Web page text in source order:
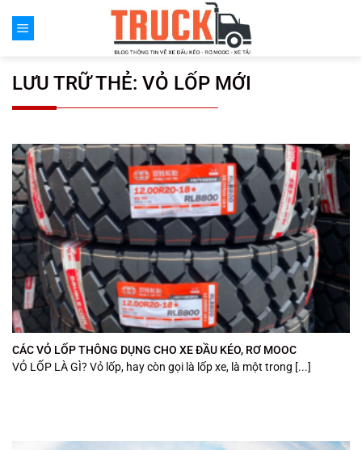
đến
LƯU TRỮ THẺ: VỎ LỐP MỚI
CÁC VỎ LỐP THÔNG DỤNG CHO XE ĐẦU KÉO, RƠ MOOC
VỎ LỐP LÀ GÌ? Vỏ lốp, hay còn gọi là lốp xe, là một trong [...]